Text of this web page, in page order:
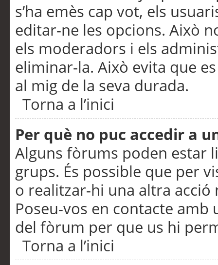
s’ha emès cap vot, els
editar-ne les opcions. Això
els moderadors i els
eliminar-la. Això evita que
al mig de la seva durada.
Torna a l’inici
Per què no puc accedir a
Alguns fòrums poden estar
grups. És possible que per
o realitzar-hi una altra acció
Poseu-vos en contacte
del fòrum per que us hi
Torna a l’inici